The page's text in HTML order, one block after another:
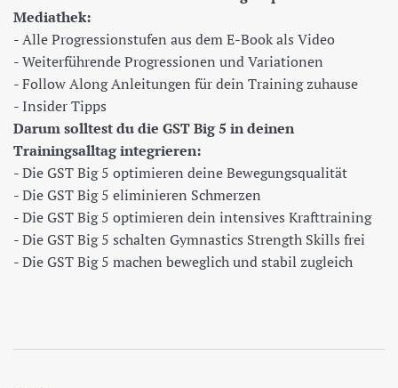
Mediathek:
- Alle Progressionstufen aus dem E-Book als Video
- Weiterführende Progressionen und Variationen
- Follow Along Anleitungen für dein Training zuhause
- Insider Tipps
Darum solltest du die GST Big 5 in deinen
Trainingsalltag integrieren:
- Die GST Big 5 optimieren deine Bewegungsqualität
- Die GST Big 5 eliminieren Schmerzen
- Die GST Big 5 optimieren dein intensives Krafttraining
- Die GST Big 5 schalten Gymnastics Strength Skills frei
- Die GST Big 5 machen beweglich und stabil zugleich